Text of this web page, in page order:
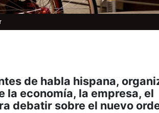
de habla hispana,
la economía, la empresa, el
debatir sobre el nuevo